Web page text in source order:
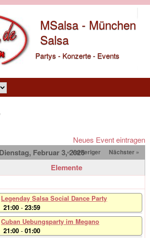
MSalsa - München
Salsa
Partys - Konzerte - Events
Neues Event eintragen
Dienstag, Februar 3, 2026« Vorheriger Nächster »
Elemente
Legenday Salsa Social Dance Party
21:00 -23:59
Cuban Uebungsparty im Megano
21:00 -01:00